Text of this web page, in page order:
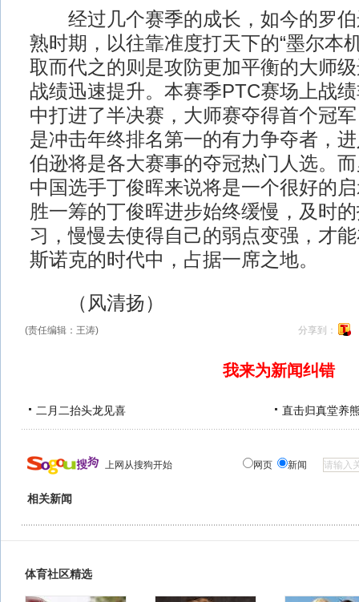
经过几个赛季的成长，如今的罗伯
熟时期，以往靠准度打天下的“墨尔本
取而代之的则是攻防更加平衡的大师
战绩迅速提升。本赛季PTC赛场上战
中打进了半决赛，大师赛夺得首个冠
是冲击年终排名第一的有力争夺者，
伯逊将是各大赛事的夺冠热门人选。
中国选手丁俊晖来说将是一个很好的
胜一筹的丁俊晖进步始终缓慢，及时
习，慢慢去使得自己的弱点变强，才
斯诺克的时代中，占据一席之地。
（风清扬）
(责任编辑：王涛) 分享到：
我来为新闻纠错
二月二抬头龙见喜 直击归真堂养
上网从搜狗开始 网页 新闻
相关新闻
体育社区精选